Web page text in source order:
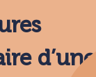
d’une